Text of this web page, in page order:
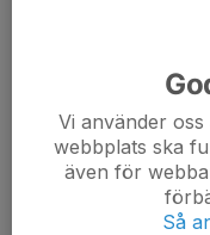
Vi använder
webbplats ska
även för
Så